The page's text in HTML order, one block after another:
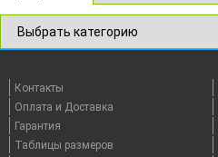
Контакты
Оплата и Доставка
Гарантия
Таблицы размеров